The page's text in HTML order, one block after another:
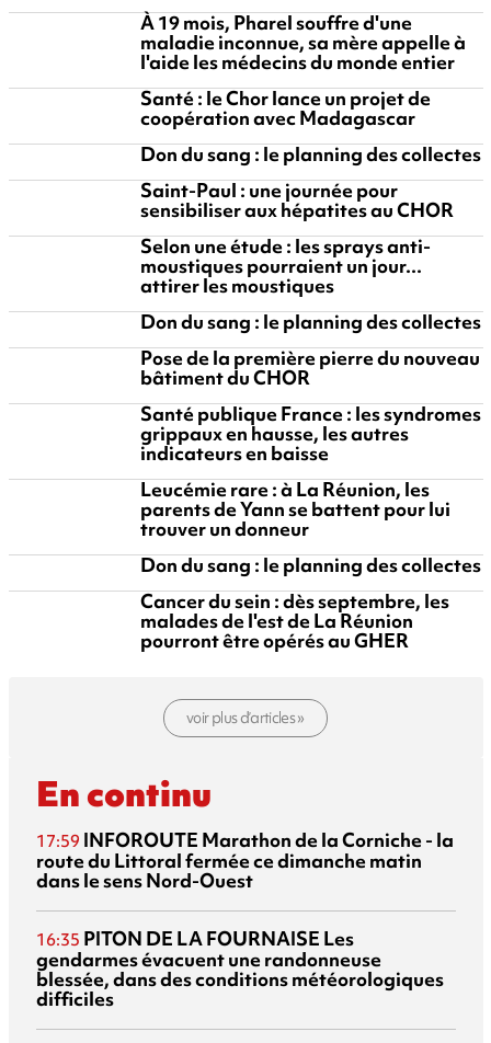
À 19 mois, Pharel souffre d'une
maladie inconnue, sa mère appelle à
l'aide les médecins du monde entier
Santé : le Chor lance un projet de
coopération avec Madagascar
Don du sang : le planning des collectes
Saint-Paul : une journée pour
sensibiliser aux hépatites au CHOR
Selon une étude : les sprays anti-
moustiques pourraient un jour...
attirer les moustiques
Don du sang : le planning des collectes
Pose de la première pierre du nouveau
bâtiment du CHOR
Santé publique France : les syndromes
grippaux en hausse, les autres
indicateurs en baisse
Leucémie rare : à La Réunion, les
parents de Yann se battent pour lui
trouver un donneur
Don du sang : le planning des collectes
Cancer du sein : dès septembre, les
malades de l'est de La Réunion
pourront être opérés au GHER
voir plus d’articles »
En continu
17:59 INFOROUTE Marathon de la Corniche - la
route du Littoral fermée ce dimanche matin
dans le sens Nord-Ouest
16:35 PITON DE LA FOURNAISE Les
gendarmes évacuent une randonneuse
blessée, dans des conditions météorologiques
difficiles